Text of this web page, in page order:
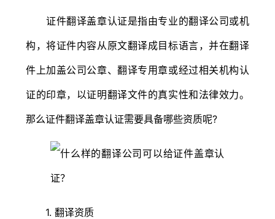
证件翻译盖章认证是指由专业的翻译公司或机
构，将证件内容从原文翻译成目标语言，并在翻译
件上加盖公司公章、翻译专用章或经过相关机构认
证的印章，以证明翻译文件的真实性和法律效力。
那么证件翻译盖章认证需要具备哪些资质呢?
1. 翻译资质